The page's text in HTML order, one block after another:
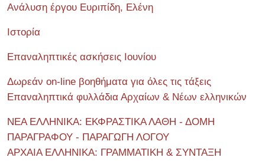
Ανάλυση έργου Ευριπίδη, Ελένη
Ιστορία
Επαναληπτικές ασκήσεις Ιουνίου
Δωρεάν on-line βοηθήματα για όλες τις τάξεις
Επαναληπτικά φυλλάδια Αρχαίων & Νέων ελληνικών
ΝΕΑ ΕΛΛΗΝΙΚΑ: ΕΚΦΡΑΣΤΙΚΑ ΛΑΘΗ - ΔΟΜΗ
ΠΑΡΑΓΡΑΦΟΥ - ΠΑΡΑΓΩΓΗ ΛΟΓΟΥ
ΑΡΧΑΙΑ ΕΛΛΗΝΙΚΑ: ΓΡΑΜΜΑΤΙΚΗ & ΣΥΝΤΑΞΗ